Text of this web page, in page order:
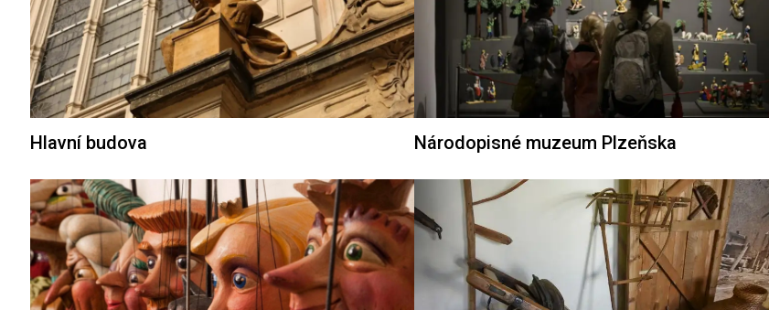
Hlavní budova Národopisné muzeum Plzeňska